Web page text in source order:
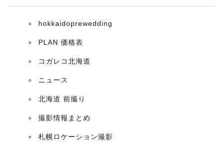
hokkaidoprewedding
PLAN 価格表
コガレコ北海道
ニュース
北海道 前撮り
撮影情報まとめ
札幌ロケーション撮影